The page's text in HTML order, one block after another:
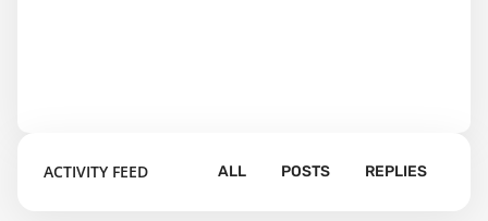
ACTIVITY FEED ALL POSTS REPLIES